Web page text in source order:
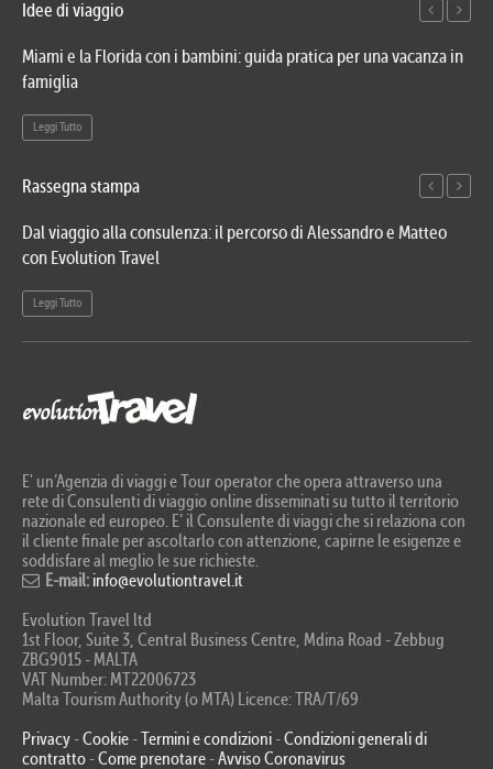
Idee di viaggio
Miami e la Florida con i bambini: guida pratica per una vacanza in
famiglia
Leggi Tutto
Rassegna stampa
Dal viaggio alla consulenza: il percorso di Alessandro e Matteo
con Evolution Travel
Leggi Tutto
E' un’Agenzia di viaggi e Tour operator che opera attraverso una
rete di Consulenti di viaggio online disseminati su tutto il territorio
nazionale ed europeo. E’ il Consulente di viaggi che si relaziona con
il cliente finale per ascoltarlo con attenzione, capirne le esigenze e
soddisfare al meglio le sue richieste.
E-mail: info@evolutiontravel.it
Evolution Travel ltd
1st Floor, Suite 3, Central Business Centre, Mdina Road - Zebbug
ZBG9015 - MALTA
VAT Number: MT22006723
Malta Tourism Authority (o MTA) Licence: TRA/T/69
Privacy -Cookie -Termini e condizioni -Condizioni generali di
contratto -Come prenotare -Avviso Coronavirus